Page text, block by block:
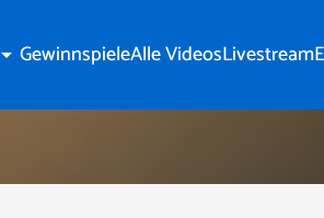
arrow_drop_down GewinnspieleAlle VideosLivestream